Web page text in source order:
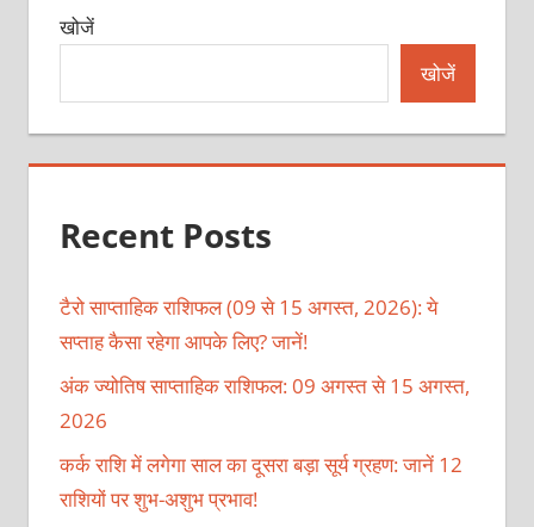
खोजें
खोजें
Recent Posts
टैरो साप्ताहिक राशिफल (09 से 15 अगस्त, 2026): ये
सप्ताह कैसा रहेगा आपके लिए? जानें!
अंक ज्योतिष साप्ताहिक राशिफल: 09 अगस्त से 15 अगस्त,
2026
कर्क राशि में लगेगा साल का दूसरा बड़ा सूर्य ग्रहण: जानें 12
राशियों पर शुभ-अशुभ प्रभाव!